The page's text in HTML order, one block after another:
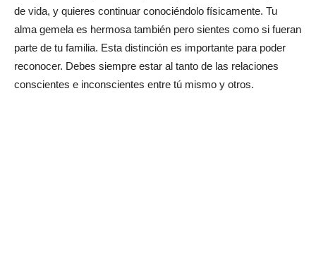
de vida, y quieres continuar conociéndolo físicamente. Tu
alma gemela es hermosa también pero sientes como si fueran
parte de tu familia. Esta distinción es importante para poder
reconocer. Debes siempre estar al tanto de las relaciones
conscientes e inconscientes entre tú mismo y otros.